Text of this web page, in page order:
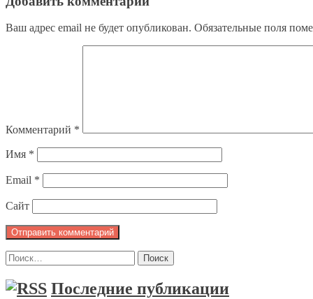
Ваш адрес email не будет опубликован. Обязательные поля
Комментарий *
Имя *
Email *
Сайт
Найти:
Последние публикации